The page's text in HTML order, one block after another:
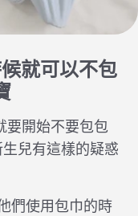
就可以不包
要開始不要包包
兒有這樣的疑惑
們使用包巾的時